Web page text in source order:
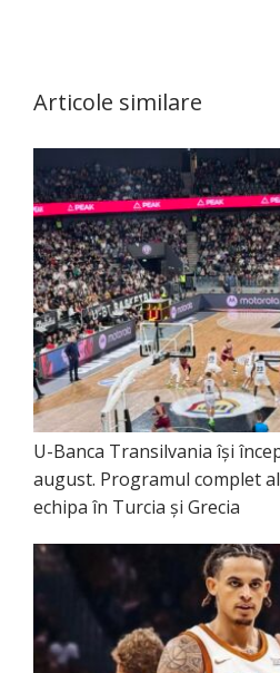
Articole similare
U-Banca Transilvania își
august. Programul complet
echipa în Turcia și Grecia